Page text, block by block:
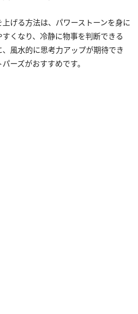
げる方法は、パワーストーンを身に
くなり、冷静に物事を判断できる
風水的に思考力アップが期待でき
ーズがおすすめです。